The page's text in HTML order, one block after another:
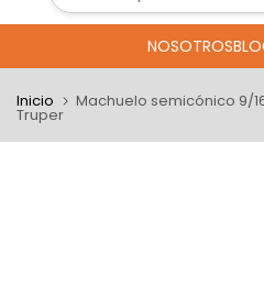
NOSOTROS
Inicio Machuelo semicónico 9/
Truper